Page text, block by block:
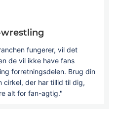
fungerer, vil det
de vil ikke have fans
forretningsdelen. Brug din
cirkel, der har tillid til dig,
alt for fan-agtig."